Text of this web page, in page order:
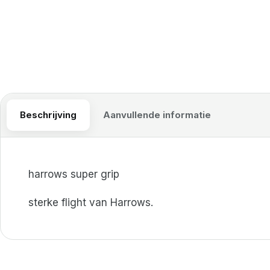
Beschrijving Aanvullende informatie
harrows super grip
sterke flight van Harrows.